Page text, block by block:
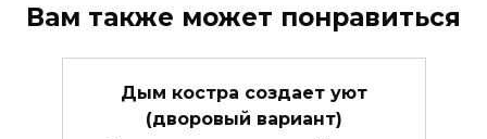
Вам также может понравиться
Дым костра создает уют
(дворовый вариант)